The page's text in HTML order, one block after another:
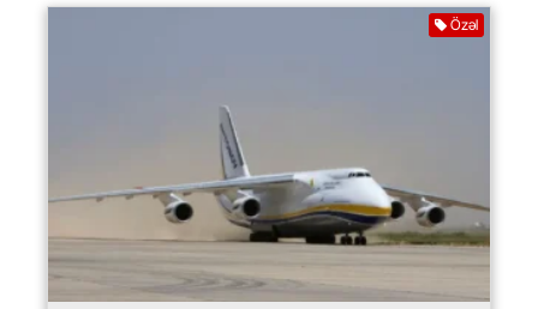
Özəl